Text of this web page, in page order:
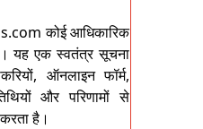
कोई आधिकारिक
यह एक स्वतंत्र सूचना
ऑनलाइन फॉर्म,
और परिणामों से
है।